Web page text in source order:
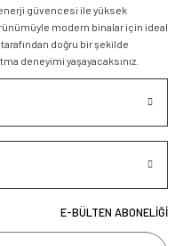
güvencesi ile yüksek
modern binalar için ideal
tarafından doğru bir şekilde
deneyimi yaşayacaksınız.
E-BÜLTEN ABONELİĞİ